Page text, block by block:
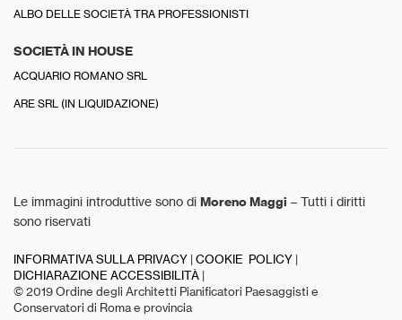
ALBO DELLE SOCIETÀ TRA PROFESSIONISTI
SOCIETÀ IN HOUSE
ACQUARIO ROMANO SRL
ARE SRL (IN LIQUIDAZIONE)
Le immagini introduttive sono di Moreno Maggi – Tutti i diritti
sono riservati
INFORMATIVA SULLA PRIVACY COOKIE POLICY
DICHIARAZIONE ACCESSIBILITÀ
© 2019 Ordine degli Architetti Pianificatori Paesaggisti e
Conservatori di Roma e provincia